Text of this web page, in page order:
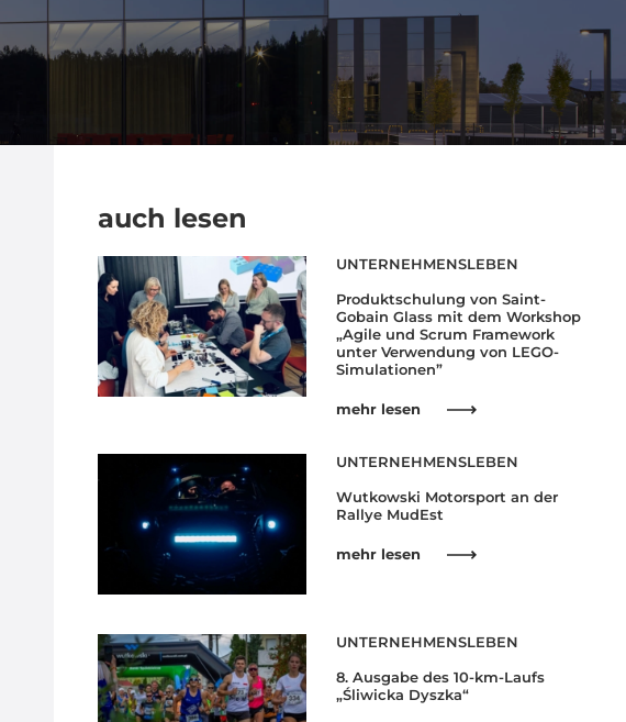
auch lesen
UNTERNEHMENSLEBEN
Produktschulung von Saint-
Gobain Glass mit dem Workshop
„Agile und Scrum Framework
unter Verwendung von LEGO-
Simulationen”
mehr lesen
UNTERNEHMENSLEBEN
Wutkowski Motorsport an der
Rallye MudEst
mehr lesen
UNTERNEHMENSLEBEN
8. Ausgabe des 10-km-Laufs
„Śliwicka Dyszka“